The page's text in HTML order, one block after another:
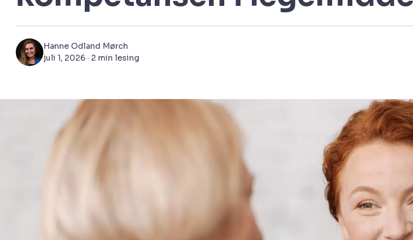
Hanne Odland Mørch
juli 1, 2026 · 2 min lesing